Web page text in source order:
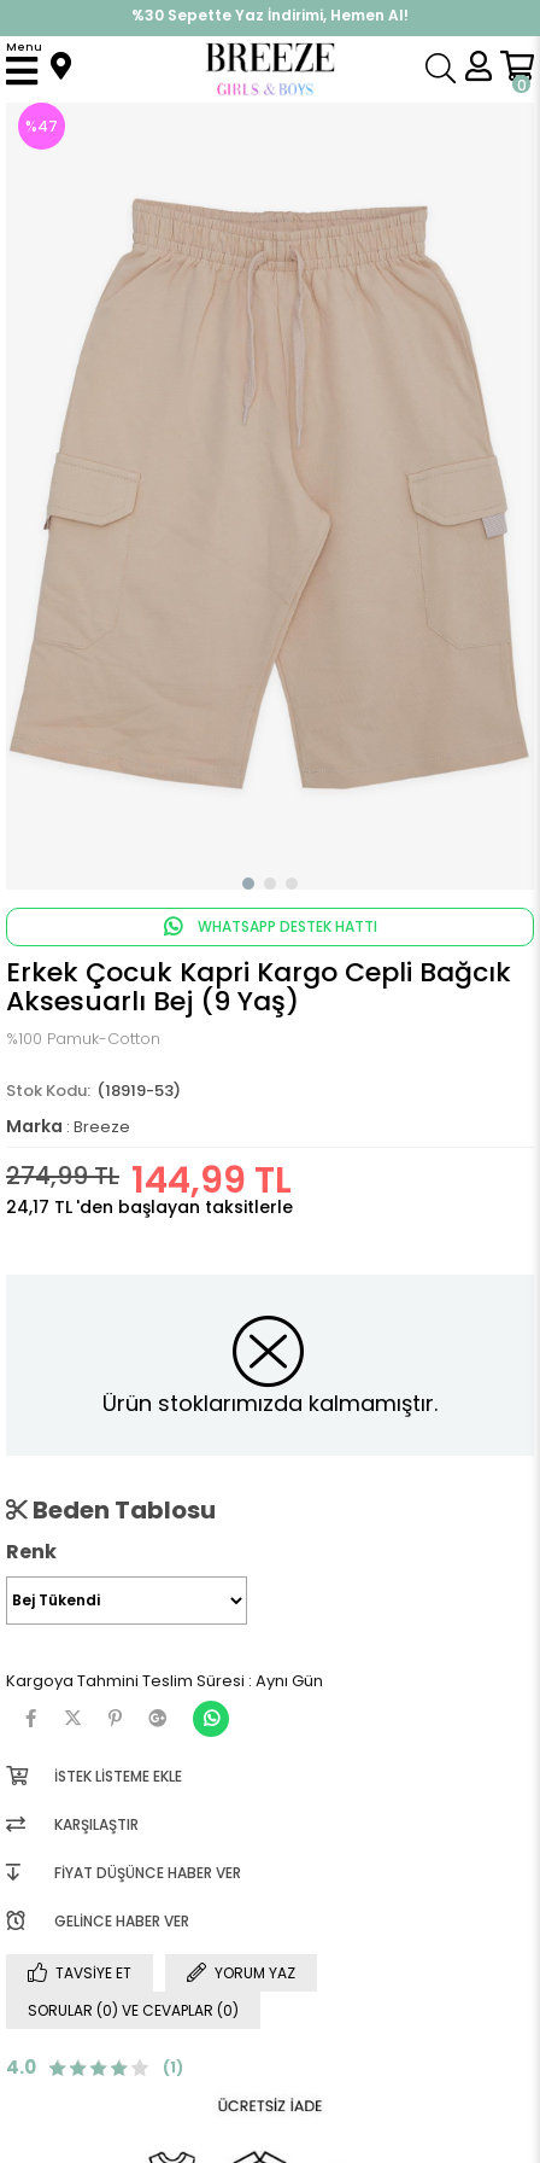
%30 Sepette Yaz İndirimi, Hemen Al!
İndirimlere ek %10 İndirimi Kap, Hemen Üye Ol!
0
Menu
Anasayfa Alt Giyim Kapri & Şort
%47
WHATSAPP DESTEK HATTI
Erkek Çocuk Kapri Kargo Cepli Bağcık
Aksesuarlı Bej (9 Yaş)
%100 Pamuk-Cotton
(18919-53)
Marka : Breeze
274,99 TL 144,99 TL
24,17 TL 'den başlayan taksitlerle
Ürün stoklarımızda kalmamıştır.
Beden Tablosu
Renk
Kargoya Tahmini Teslim Süresi : Aynı Gün
İSTEK LISTEME EKLE
KARŞILAŞTIR
FIYAT DÜŞÜNCE HABER VER
GELINCE HABER VER
TAVSIYE ET
YORUM YAZ
SORULAR (0) VE CEVAPLAR (0)
4.0 (1)